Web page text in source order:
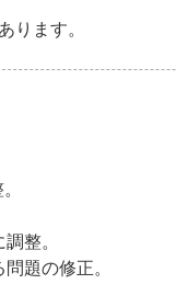
ります。
整。
題の修正。